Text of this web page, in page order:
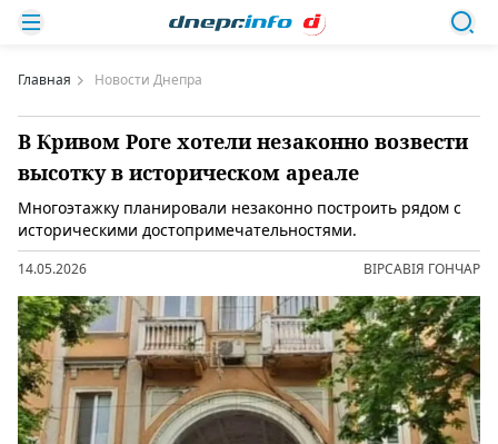
Главная Новости Днепра
В Кривом Роге хотели незаконно возвести
высотку в историческом ареале
Многоэтажку планировали незаконно построить рядом с
историческими достопримечательностями.
14.05.2026 ВІРСАВІЯ ГОНЧАР